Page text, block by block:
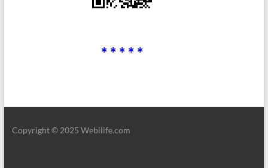
* * * * *
Copyright © 2025 Webilife.com